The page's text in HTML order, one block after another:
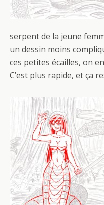
serpent de la jeune
un dessin moins
ces petites écailles, on
C’est plus rapide, et ça